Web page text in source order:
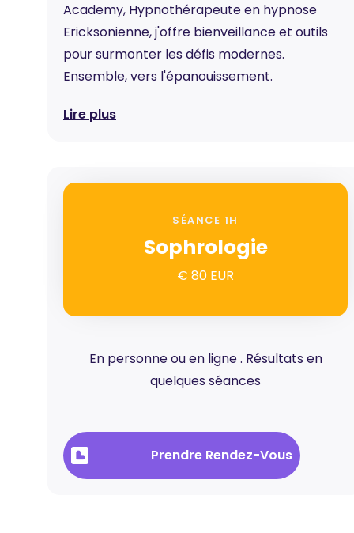
Academy, Hypnothérapeute en hypnose
Ericksonienne, j'offre bienveillance et outils
pour surmonter les défis modernes.
Ensemble, vers l'épanouissement.
Lire plus
SÉANCE 1H
Sophrologie
€ 80 EUR
En personne ou en ligne . Résultats en
quelques séances
Prendre Rendez-Vous